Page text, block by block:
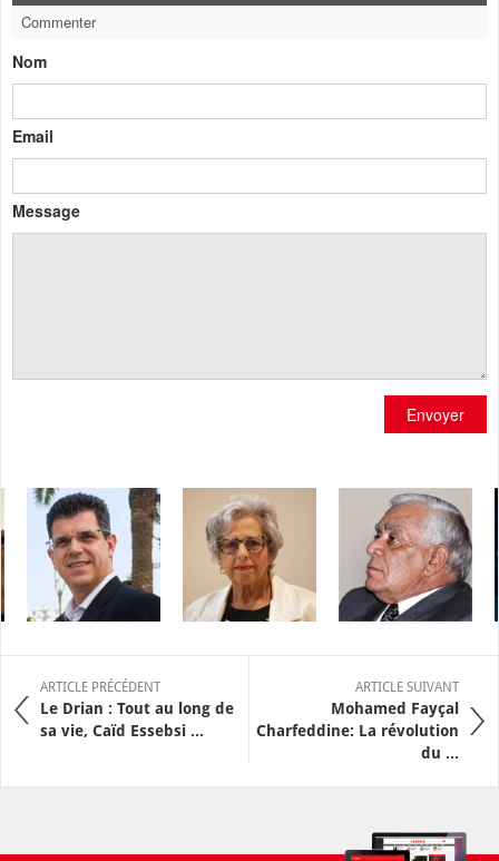
Commenter
Nom
Email
Message
Envoyer
ARTICLE PRÉCÉDENT
Le Drian : Tout au long de
sa vie, Caïd Essebsi ...
ARTICLE SUIVANT
Mohamed Fayçal
Charfeddine: La révolution
du ...